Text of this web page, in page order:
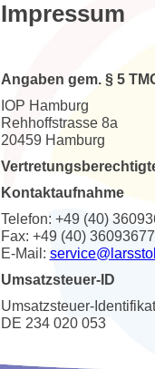
Impressum
Angaben gem. § 5
IOP Hamburg
Rehhoffstrasse 8a
20459 Hamburg
Kontaktaufnahme
Telefon: +49 (40)
Fax: +49 (40) 36093677
E-Mail:
Umsatzsteuer-ID
Umsatzsteuer-
DE 234 020 053